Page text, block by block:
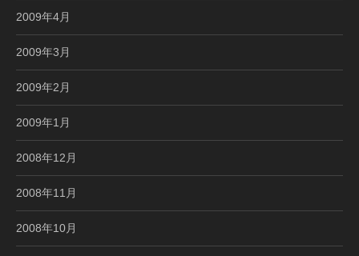
2009年4月
2009年3月
2009年2月
2009年1月
2008年12月
2008年11月
2008年10月